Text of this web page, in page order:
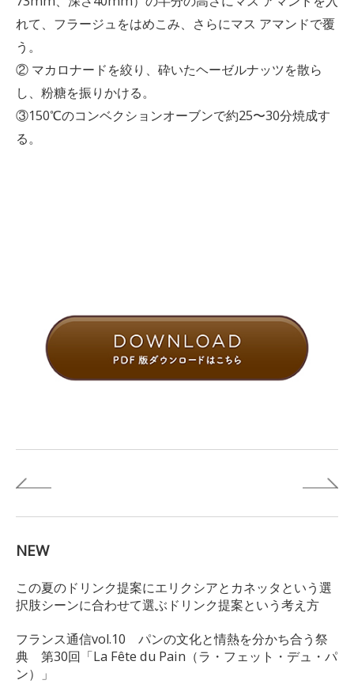
れて、フラージュをはめこみ、さらにマス アマンドで覆
う。
② マカロナードを絞り、砕いたヘーゼルナッツを散ら
し、粉糖を振りかける。
③150℃のコンベクションオーブンで約25〜30分焼成す
る。
NEW
この夏のドリンク提案にエリクシアとカネッタという選
択肢シーンに合わせて選ぶドリンク提案という考え方
フランス通信vol.10 パンの文化と情熱を分かち合う祭
典 第30回「La Fête du Pain（ラ・フェット・デュ・パ
ン）」